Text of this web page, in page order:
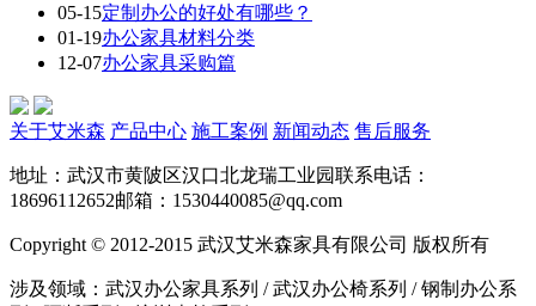
05-15定制办公的好处有哪些？
01-19办公家具材料分类
12-07办公家具采购篇
关于艾米森 产品中心 施工案例 新闻动态 售后服务
地址：武汉市黄陂区汉口北龙瑞工业园联系电话：
18696112652邮箱：1530440085@qq.com
Copyright © 2012-2015 武汉艾米森家具有限公司 版权所有
涉及领域：武汉办公家具系列 / 武汉办公椅系列 / 钢制办公系